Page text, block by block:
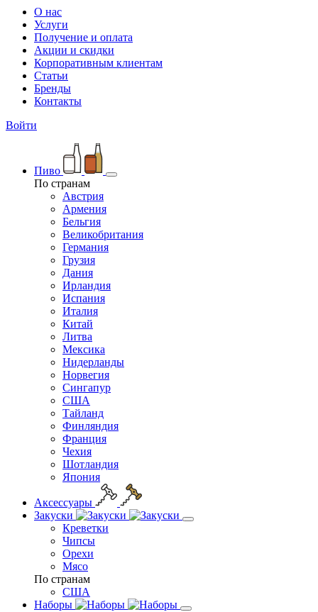
О нас
Услуги
Получение и оплата
Акции и скидки
Корпоративным клиентам
Статьи
Бренды
Контакты
Войти
Пиво
По странам
Австрия
Армения
Бельгия
Великобритания
Германия
Грузия
Дания
Ирландия
Испания
Италия
Китай
Литва
Мексика
Нидерланды
Норвегия
Сингапур
США
Тайланд
Финляндия
Франция
Чехия
Шотландия
Япония
Аксессуары
Закуски
Креветки
Чипсы
Орехи
Мясо
По странам
США
Наборы